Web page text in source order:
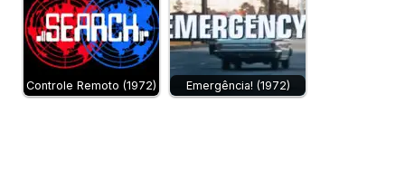
Controle Remoto (1972) Emergência! (1972)